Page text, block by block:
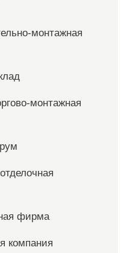
монтажная
монтажная
фирма
компания